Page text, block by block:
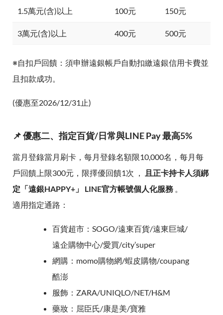
1.5萬元(含)以上 100元 150元
3萬元(含)以上 400元 500元
※自扣戶回饋：須申辦遠銀帳戶自動扣繳遠銀信用卡費並
且扣款成功。
(優惠至2026/12/31止)
📌 優惠二、指定百貨/日常與LINE Pay 最高5%
當月登錄當月刷卡，每月登錄名額限10,000名，每月每
戶回饋上限300元，限擇優回饋1次 ，
且正卡持卡人須綁
定「遠銀HAPPY+」 LINE官方帳號個人化服務 。
適用指定通路：
百貨超市：SOGO/遠東百貨/遠東巨城/
遠企購物中心/愛買/city’super
網購：momo購物網/蝦皮購物/coupang
酷澎
服飾：ZARA/UNIQLO/NET/H&M
藥妝：屈臣氏/康是美/寶雅